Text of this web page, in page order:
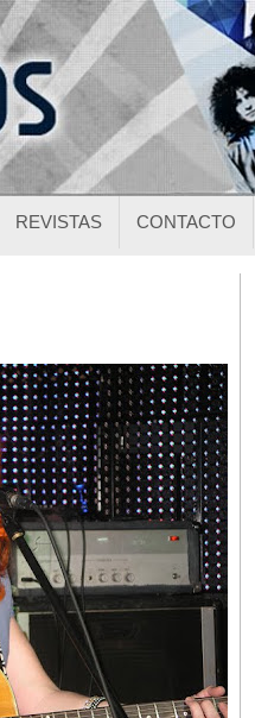
REVISTAS CONTACTO